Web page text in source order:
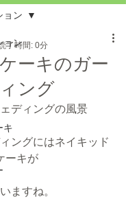
ョン
キ
ョン
ーキのガー
ング
了時間: 0分
ディングの風景
ングにはネイキッド
ーキが
ますね。